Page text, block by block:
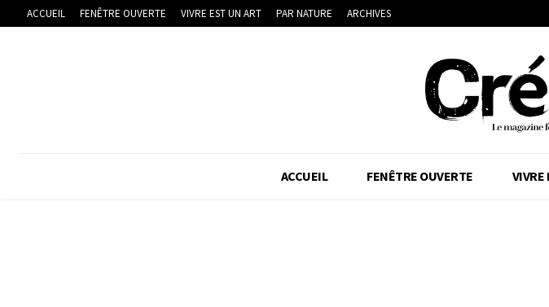
ACCUEIL FENÊTRE OUVERTE VIVRE EST UN ART PAR NATURE ARCHIVES
ACCUEIL FENÊTRE OUVERTE VIVRE